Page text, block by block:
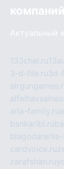
компаний
Актуальный
133chel.ru
3-d-file.ru3d-
aria-family.ru
bankaribi.ru
cardvoice.ru
zarafshan.ru